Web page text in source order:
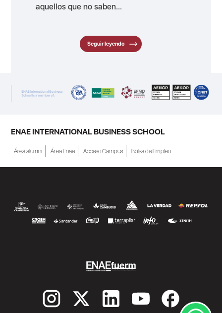
aquellos que no saben...
Seguir leyendo
ENAE INTERNATIONAL BUSINESS SCHOOL
Área alumni Área Enae Acceso Campus Bolsa de Empleo